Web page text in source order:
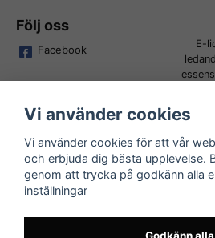
Följ oss
Facebook
E-
Kundtjänst
Tveka inte att kontakta oss på
order@e-liquids.se om du har
några frågor, funderingar eller
önskemål om produkter!
Läs
Vi använder cookies
Vi använder cookies för att vår
och erbjuda dig bästa upplevelse.
genom att trycka på godkänn alla
inställningar
Godkänn alla